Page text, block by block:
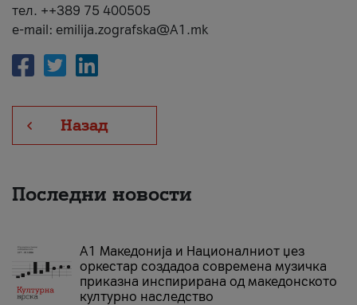
тел. ++389 75 400505
e-mail: emilija.zografska@A1.mk
Назад
Последни новости
А1 Македонија и Националниот џез
оркестар создадоа современа музичка
приказна инспирирана од македонското
културно наследство